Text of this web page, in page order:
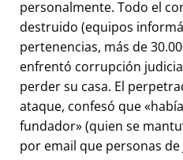
personalmente. Todo el
destruido (equipos
pertenencias, más de
enfrentó corrupción
perder su casa. El
ataque, confesó que
fundador (quien se
por email que personas